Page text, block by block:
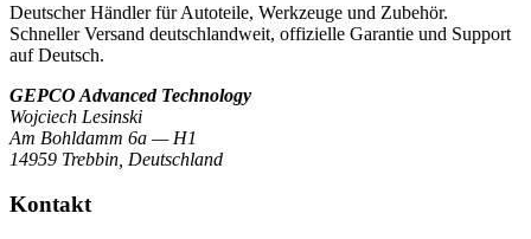
Deutscher Händler für Autoteile, Werkzeuge und Zubehör.
Schneller Versand deutschlandweit, offizielle Garantie und Support
auf Deutsch.
GEPCO Advanced Technology
Wojciech Lesinski
Am Bohldamm 6a — H1
14959 Trebbin Deutschland
Kontakt